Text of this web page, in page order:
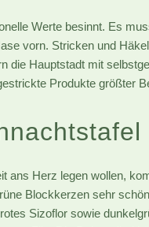
Werte besinnt. Es
vorn. Stricken und
die Hauptstadt mit
Produkte größter
ans Herz legen wollen,
Blockkerzen sehr
Sizoflor sowie